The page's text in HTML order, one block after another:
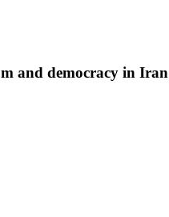
and democracy in Iran